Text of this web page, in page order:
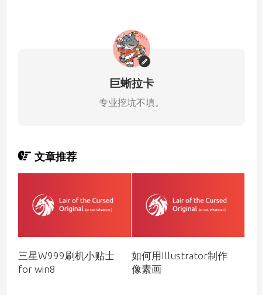
巨蜥拉卡
专业挖坑不填。
文章推荐
三星W999刷机小贴士
for win8
如何用Illustrator制作
像素画